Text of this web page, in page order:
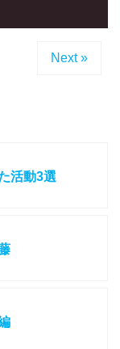
Next »
活動3選